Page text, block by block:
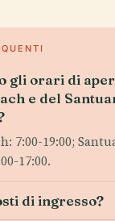
gli orari di
e del
7:00-19:00;
17:00.
di ingresso?